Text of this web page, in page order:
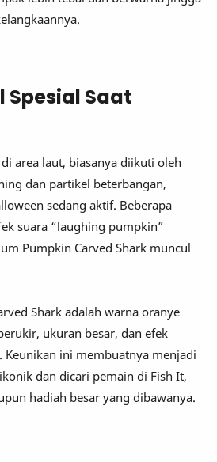
Spesial Saat
area laut, biasanya diikuti oleh
dan partikel beterbangan,
sedang aktif. Beberapa
suara “laughing pumpkin”
Pumpkin Carved Shark muncul
Shark adalah warna oranye
ukuran besar, dan efek
Keunikan ini membuatnya menjadi
dan dicari pemain di Fish It,
hadiah besar yang dibawanya.